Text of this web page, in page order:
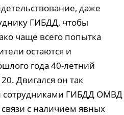
даже
ГИБДД, чтобы
чаще всего попытка
остаются и
года 40-летний
Двигался он так
сотрудниками ГИБДД ОМВД
с наличием явных